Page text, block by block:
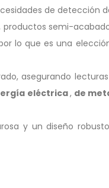
de detección
semi-
lo que es una
asegurando
eléctrica, de
y un diseño